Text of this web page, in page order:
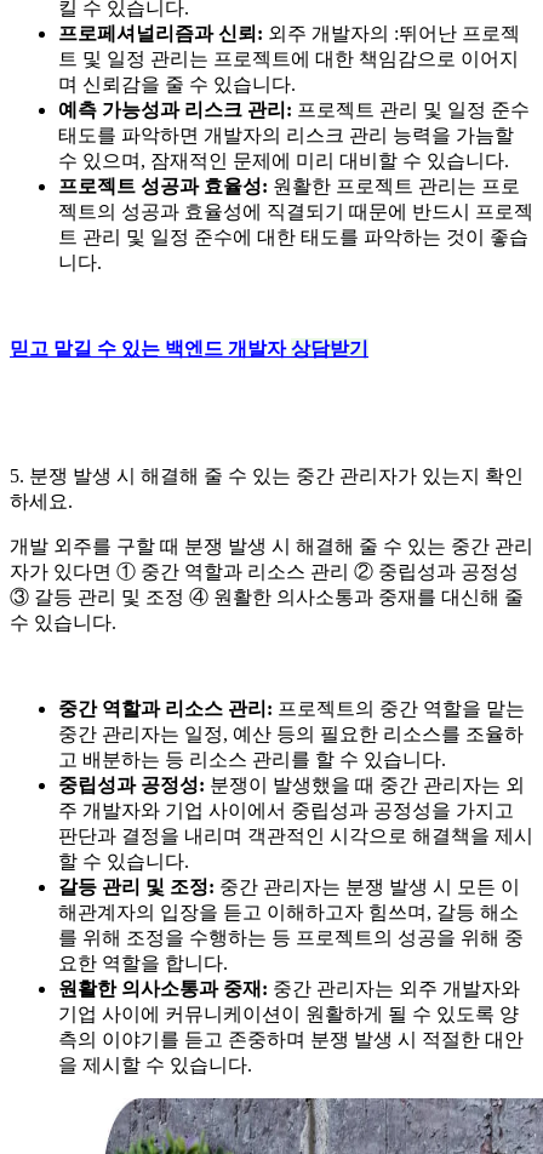
킬 수 있습니다.
프로페셔널리즘과 신뢰: 외주 개발자의 :뛰어난 프로젝
트 및 일정 관리는 프로젝트에 대한 책임감으로 이어지
며 신뢰감을 줄 수 있습니다.
예측 가능성과 리스크 관리: 프로젝트 관리 및 일정 준수
태도를 파악하면 개발자의 리스크 관리 능력을 가늠할
수 있으며, 잠재적인 문제에 미리 대비할 수 있습니다.
프로젝트 성공과 효율성: 원활한 프로젝트 관리는 프로
젝트의 성공과 효율성에 직결되기 때문에 반드시 프로젝
트 관리 및 일정 준수에 대한 태도를 파악하는 것이 좋습
니다.
믿고 맡길 수 있는 백엔드 개발자상담받기
5. 분쟁 발생 시 해결해 줄 수 있는 중간 관리자가 있는지 확인
하세요.
개발 외주를 구할 때 분쟁 발생 시 해결해 줄 수 있는 중간 관리
자가 있다면 ① 중간 역할과 리소스 관리 ② 중립성과 공정성
③ 갈등 관리 및 조정 ④ 원활한 의사소통과 중재를 대신해 줄
수 있습니다.
중간 역할과 리소스 관리: 프로젝트의 중간 역할을 맡는
중간 관리자는 일정, 예산 등의 필요한 리소스를 조율하
고 배분하는 등 리소스 관리를 할 수 있습니다.
중립성과 공정성: 분쟁이 발생했을 때 중간 관리자는 외
주 개발자와 기업 사이에서 중립성과 공정성을 가지고
판단과 결정을 내리며 객관적인 시각으로 해결책을 제시
할 수 있습니다.
갈등 관리 및 조정: 중간 관리자는 분쟁 발생 시 모든 이
해관계자의 입장을 듣고 이해하고자 힘쓰며, 갈등 해소
를 위해 조정을 수행하는 등 프로젝트의 성공을 위해 중
요한 역할을 합니다.
원활한 의사소통과 중재: 중간 관리자는 외주 개발자와
기업 사이에 커뮤니케이션이 원활하게 될 수 있도록 양
측의 이야기를 듣고 존중하며 분쟁 발생 시 적절한 대안
을 제시할 수 있습니다.